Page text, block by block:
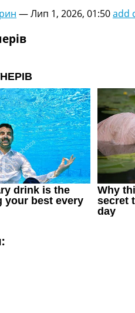
Прем’єр-Ліга
Перша Ліга
Ліга
>>>
Світу. Турнирні таблиці
УПЛ
АПЛ
Ліги
Ліги Чемпіонів
>>>
—Лип 1, 2026, 01:50add